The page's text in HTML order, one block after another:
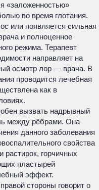
«заложенностью»
во время глотания.
или появляется сильная
и полноценное
режима. Терапевт
направляет на
осмотр лор — врача. В
проводится лечебная
как в
вызвать надрывный
между рёбрами. Она
данного заболевания
свойства
горчичных
пластырей
эффект.
стороны говорит о